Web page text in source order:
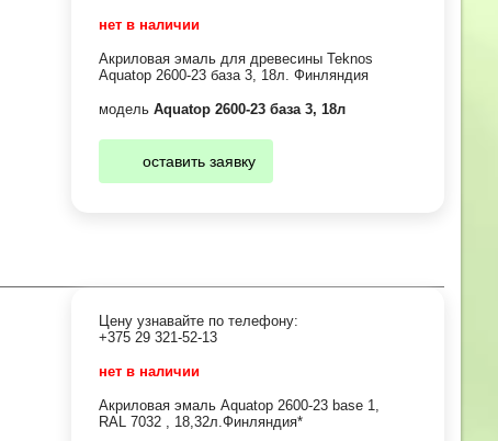
нет в наличии
Акриловая эмаль для древесины Teknos
Aquatop 2600-23 база 3, 18л. Финляндия
модель Aquatop 2600-23 база 3, 18л
оставить заявку
Цену узнавайте по телефону:
+375 29 321-52-13
нет в наличии
Акриловая эмаль Aquatop 2600-23 base 1,
RAL 7032 , 18,32л.Финляндия*